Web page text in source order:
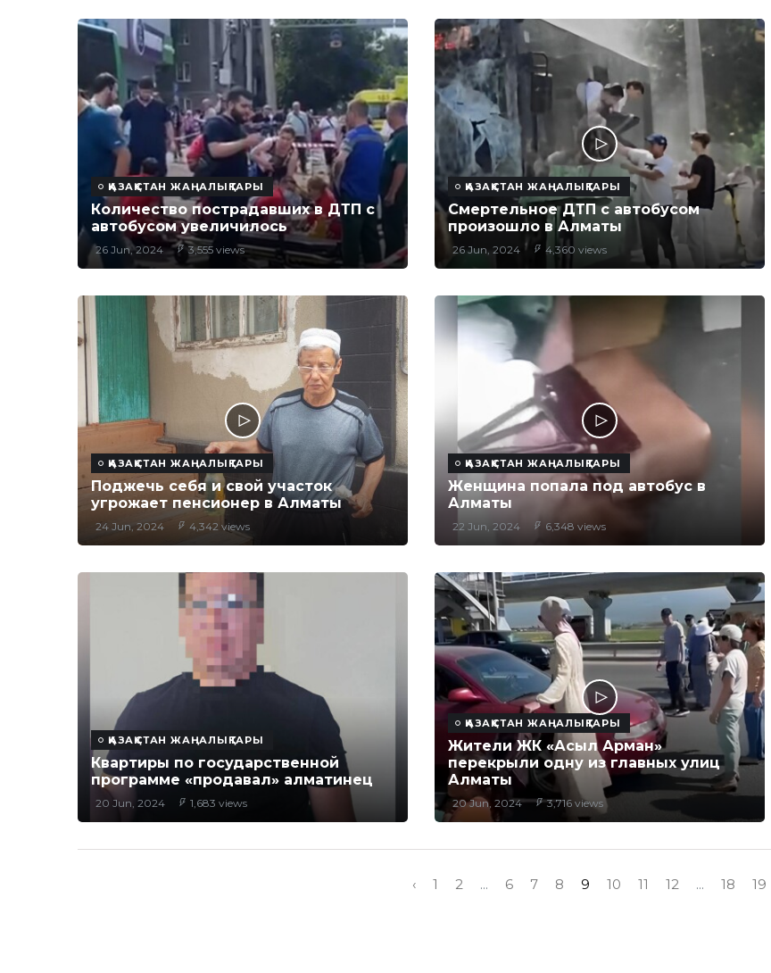
ҚАЗАҚСТАН ЖАҢАЛЫҚТАРЫ
Количество пострадавших в ДТП с
автобусом увеличилось
26 Jun, 2024 3,555 views
ҚАЗАҚСТАН ЖАҢАЛЫҚТАРЫ
Смертельное ДТП с автобусом
произошло в Алматы
26 Jun, 2024 4,360 views
ҚАЗАҚСТАН ЖАҢАЛЫҚТАРЫ
Поджечь себя и свой участок
угрожает пенсионер в Алматы
24 Jun, 2024 4,342 views
ҚАЗАҚСТАН ЖАҢАЛЫҚТАРЫ
Женщина попала под автобус в
Алматы
22 Jun, 2024 6,348 views
ҚАЗАҚСТАН ЖАҢАЛЫҚТАРЫ
Квартиры по государственной
программе «продавал» алматинец
20 Jun, 2024 1,683 views
ҚАЗАҚСТАН ЖАҢАЛЫҚТАРЫ
Жители ЖК «Асыл Арман»
перекрыли одну из главных улиц
Алматы
20 Jun, 2024 3,716 views
‹ 1 2 ... 6 7 8 9 10 11 12 ... 18 19